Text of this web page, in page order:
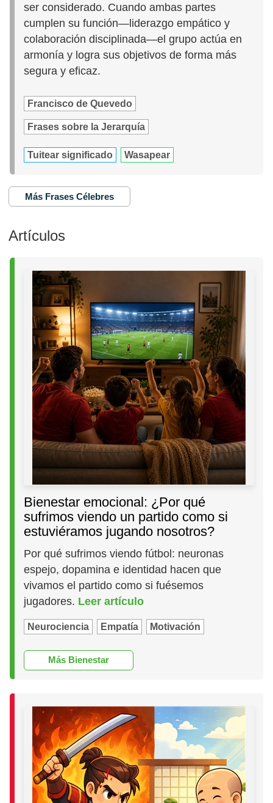
ser considerado. Cuando ambas partes
cumplen su función—liderazgo empático y
colaboración disciplinada—el grupo actúa en
armonía y logra sus objetivos de forma más
segura y eficaz.
Francisco de Quevedo
Frases sobre la Jerarquía
Tuitear significado Wasapear
Más Frases Célebres
Artículos
Bienestar emocional: ¿Por qué
sufrimos viendo un partido como si
estuviéramos jugando nosotros?
Por qué sufrimos viendo fútbol: neuronas
espejo, dopamina e identidad hacen que
vivamos el partido como si fuésemos
jugadores. Leer artículo
Neurociencia Empatía Motivación
Más Bienestar